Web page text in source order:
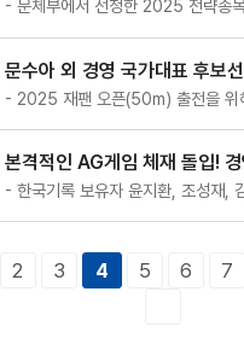
2 3 4 5 6 7